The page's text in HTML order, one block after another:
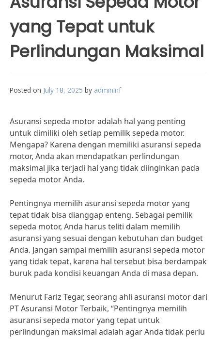
yang Tepat untuk
Perlindungan Maksimal
Posted on July 18, 2025 by admininf
Asuransi sepeda motor adalah hal yang penting
untuk dimiliki oleh setiap pemilik sepeda motor.
Mengapa? Karena dengan memiliki asuransi sepeda
motor, Anda akan mendapatkan perlindungan
maksimal jika terjadi hal yang tidak diinginkan pada
sepeda motor Anda.
Pentingnya memilih asuransi sepeda motor yang
tepat tidak bisa dianggap enteng. Sebagai pemilik
sepeda motor, Anda harus teliti dalam memilih
asuransi yang sesuai dengan kebutuhan dan budget
Anda. Jangan sampai memilih asuransi sepeda motor
yang tidak tepat, karena hal tersebut bisa berdampak
buruk pada kondisi keuangan Anda di masa depan.
Menurut Fariz Tegar, seorang ahli asuransi motor dari
PT Asuransi Motor Terbaik, “Pentingnya memilih
asuransi sepeda motor yang tepat untuk
perlindungan maksimal adalah agar Anda tidak perlu